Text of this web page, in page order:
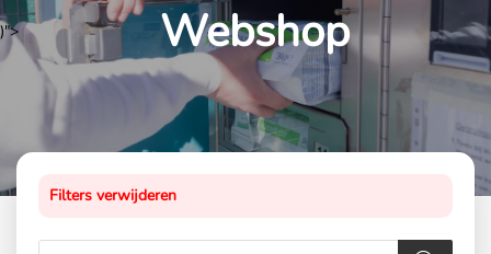
)"> Webshop
Filters verwijderen